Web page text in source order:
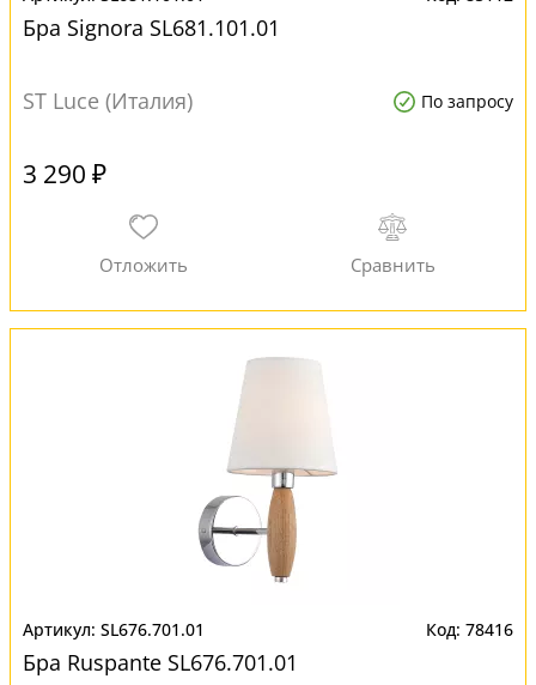
Бра Signora SL681.101.01
ST Luce (Италия) По запросу
3 290 ₽
SL676.701.01 78416
Бра Ruspante SL676.701.01